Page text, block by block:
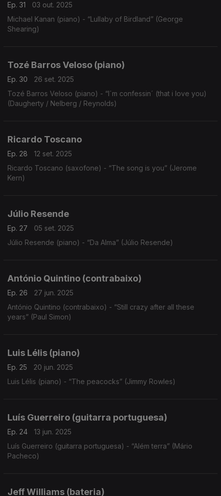
Ep. 31
03 out. 2025
Michael Kanan (piano) - “Lullaby of Birdland” (George
Shearing)
Tozé Barros Veloso (piano)
Ep. 30
26 set. 2025
Tozé Barros Veloso (piano) - “I´m confessin´ (that i love you)
(Daugherty / Nelberg / Reynolds)
Ricardo Toscano
Ep. 28
12 set. 2025
Ricardo Toscano (saxofone) - “The song is you” (Jerome
Kern)
Júlio Resende
Ep. 27
05 set. 2025
Júlio Resende (piano) - “Da Alma” (Júlio Resende)
António Quintino (contrabaixo)
Ep. 26
27 jun. 2025
António Quintino (contrabaixo) - “Still crazy after all these
years” (Paul Simon)
Luis Lélis (piano)
Ep. 25
20 jun. 2025
Luis Lélis (piano) - “The peacocks” (Jimmy Rowles)
Luís Guerreiro (guitarra portuguesa)
Ep. 24
13 jun. 2025
Luís Guerreiro (guitarra portuguesa) - “Além terra” (Mário
Pacheco)
Jeff Williams (bateria)